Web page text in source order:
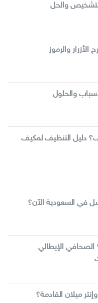
والحل
والرموز
والحلول
دليل التنظيف لمكيف
في السعودية الآن؟
الصحافي الإيطالي
ميلان القادمة؟